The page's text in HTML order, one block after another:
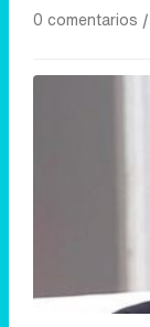
0 comentarios |